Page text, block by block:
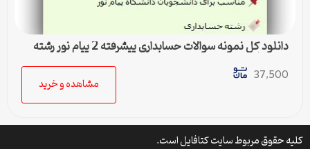
دانلود کل نمونه سوالات حسابداری پیشرفته 2 پیام نور رشته
حسابداری
37,500
مشاهده و خرید
کلیه حقوق مربوط سایت کتافایل است.